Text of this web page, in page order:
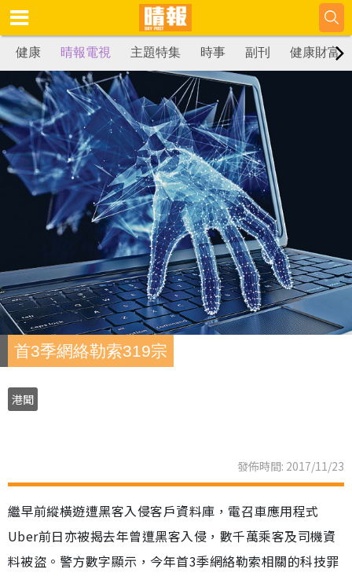
健康 晴報電視 主題特集 時事 副刊 健康財富
首3季網絡勒索319宗
港聞
發佈時間: 2017/11/23
繼早前縱橫遊遭黑客入侵客戶資料庫，電召車應用程式
Uber前日亦被揭去年曾遭黑客入侵，數千萬乘客及司機資
料被盜。警方數字顯示，今年首3季網絡勒索相關的科技罪